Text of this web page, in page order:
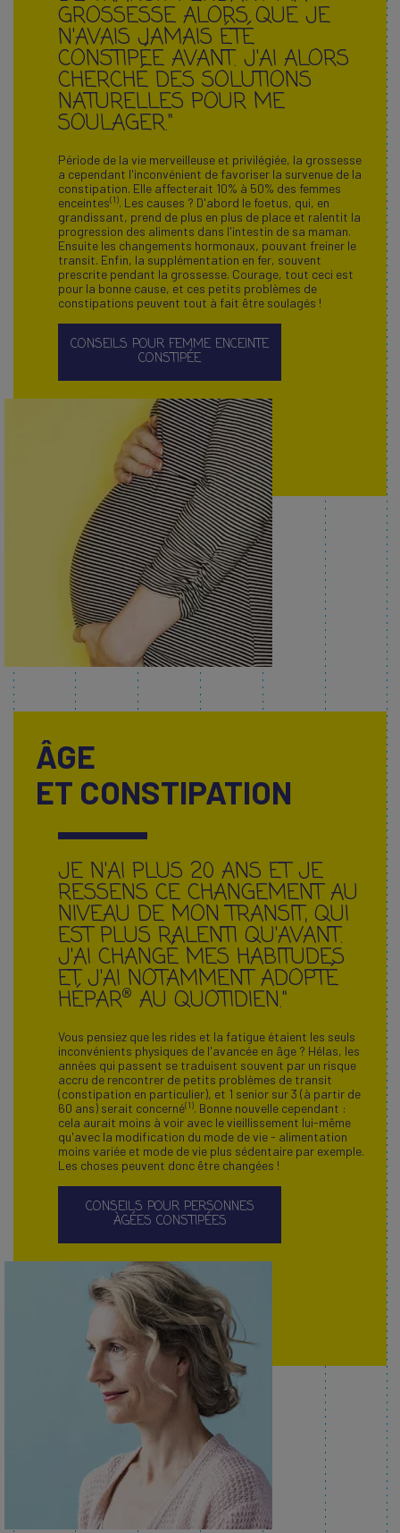
GROSSESSE ALORS QUE JE
N'AVAIS JAMAIS ÉTÉ
CONSTIPÉE AVANT. J'AI ALORS
CHERCHÉ DES SOLUTIONS
NATURELLES POUR ME
SOULAGER."
Période de la vie merveilleuse et privilégiée, la grossesse
a cependant l'inconvénient de favoriser la survenue de la
constipation. Elle affecterait 10% à 50% des femmes
enceintes(1). Les causes ? D'abord le foetus, qui, en
grandissant, prend de plus en plus de place et ralentit la
progression des aliments dans l'intestin de sa maman.
Ensuite les changements hormonaux, pouvant freiner le
transit. Enfin, la supplémentation en fer, souvent
prescrite pendant la grossesse. Courage, tout ceci est
pour la bonne cause, et ces petits problèmes de
constipations peuvent tout à fait être soulagés !
CONSEILS POUR FEMME ENCEINTE
CONSTIPÉE
ÂGE
ET CONSTIPATION
JE N'AI PLUS 20 ANS ET JE
RESSENS CE CHANGEMENT AU
NIVEAU DE MON TRANSIT, QUI
EST PLUS RALENTI QU'AVANT.
J'AI CHANGÉ MES HABITUDES
ET J'AI NOTAMMENT ADOPTÉ
HÉPAR® AU QUOTIDIEN."
Vous pensiez que les rides et la fatigue étaient les seuls
inconvénients physiques de l'avancée en âge ? Hélas, les
années qui passent se traduisent souvent par un risque
accru de rencontrer de petits problèmes de transit
(constipation en particulier), et 1 senior sur 3 (à partir de
60 ans) serait concerné(1). Bonne nouvelle cependant :
cela aurait moins à voir avec le vieillissement lui-même
qu'avec la modification du mode de vie - alimentation
moins variée et mode de vie plus sédentaire par exemple.
Les choses peuvent donc être changées !
CONSEILS POUR PERSONNES
ÀGÉES CONSTIPÉES